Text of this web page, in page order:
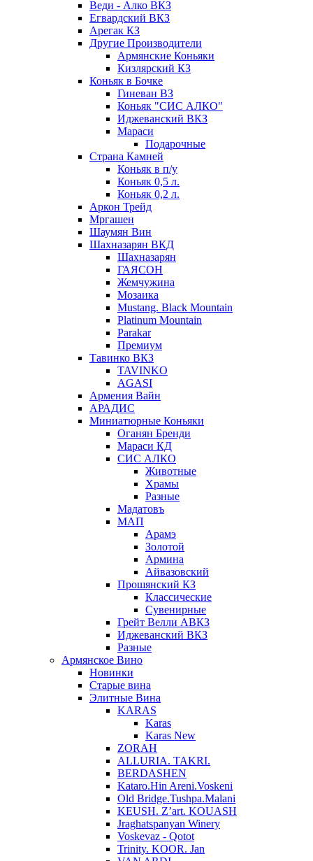
Веди - Алко ВКЗ
Егвардский ВКЗ
Арегак КЗ
Другие Производители
Армянские Коньяки
Кизлярский КЗ
Коньяк в Бочке
Гиневан ВЗ
Коньяк "СИС АЛКО"
Иджеванский ВКЗ
Мараси
Подарочные
Страна Камней
Коньяк в п/у
Коньяк 0,5 л.
Коньяк 0,2 л.
Аркон Трейд
Мргашен
Шаумян Вин
Шахназарян ВКД
Шахназарян
ГАЯСОН
Жемчужина
Мозаика
Mustang. Black Mountain
Platinum Mountain
Parakar
Премиум
Тавинко ВКЗ
TAVINKO
AGASI
Армения Вайн
АРАДИС
Миниатюрные Коньяки
Оганян Бренди
Мараси КД
СИС АЛКО
Животные
Храмы
Разные
Мадатовъ
МАП
Арамэ
Золотой
Армина
Айвазовский
Прошянский КЗ
Классические
Сувенирные
Грейт Велли АВКЗ
Иджеванский ВКЗ
Разные
Армянское Вино
Новинки
Старые вина
Элитные Вина
KARAS
Karas
Karas New
ZORAH
ALLURIA. TAKRI.
BERDASHEN
Kataro.Hin Areni.Voskeni
Old Bridge.Tushpa.Malani
KEUSH. Z’art. KOUASH
Jraghatspanyan Winery
Voskevaz - Qotot
Trinity. KOOR. Jan